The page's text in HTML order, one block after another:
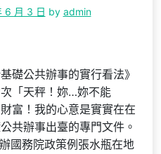
6 月 3 日 by admin
礎公共辦事的實行看法》
「天秤！妳…妳不能
富！我的心意是實實在在
共辦事出臺的專門文件。
國務院政策例張水瓶在地